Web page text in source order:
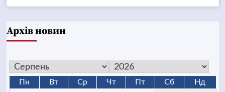
Архів новин
Пн Вт Ср Чт Пт Сб Нд